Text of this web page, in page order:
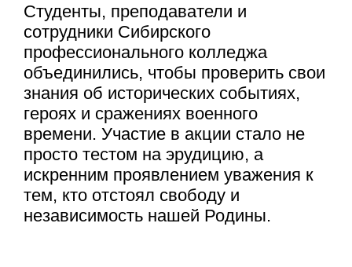
Студенты, преподаватели и
сотрудники Сибирского
профессионального колледжа
объединились, чтобы проверить свои
знания об исторических событиях,
героях и сражениях военного
времени. Участие в акции стало не
просто тестом на эрудицию, а
искренним проявлением уважения к
тем, кто отстоял свободу и
независимость нашей Родины.